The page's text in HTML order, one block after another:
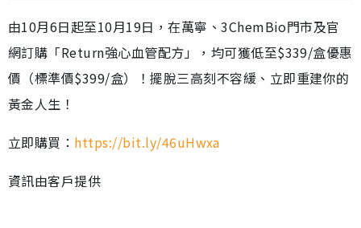
由10月6日起至10月19日，在萬寧、3ChemBio門市及官
網訂購「Return強心血管配方」，均可獲低至$339/盒優惠
價（標準價$399/盒）！擺脫三高刻不容緩、立即重建你的
黃金人生！
立即購買： https://bit.ly/46uHwxa
資訊由客戶提供